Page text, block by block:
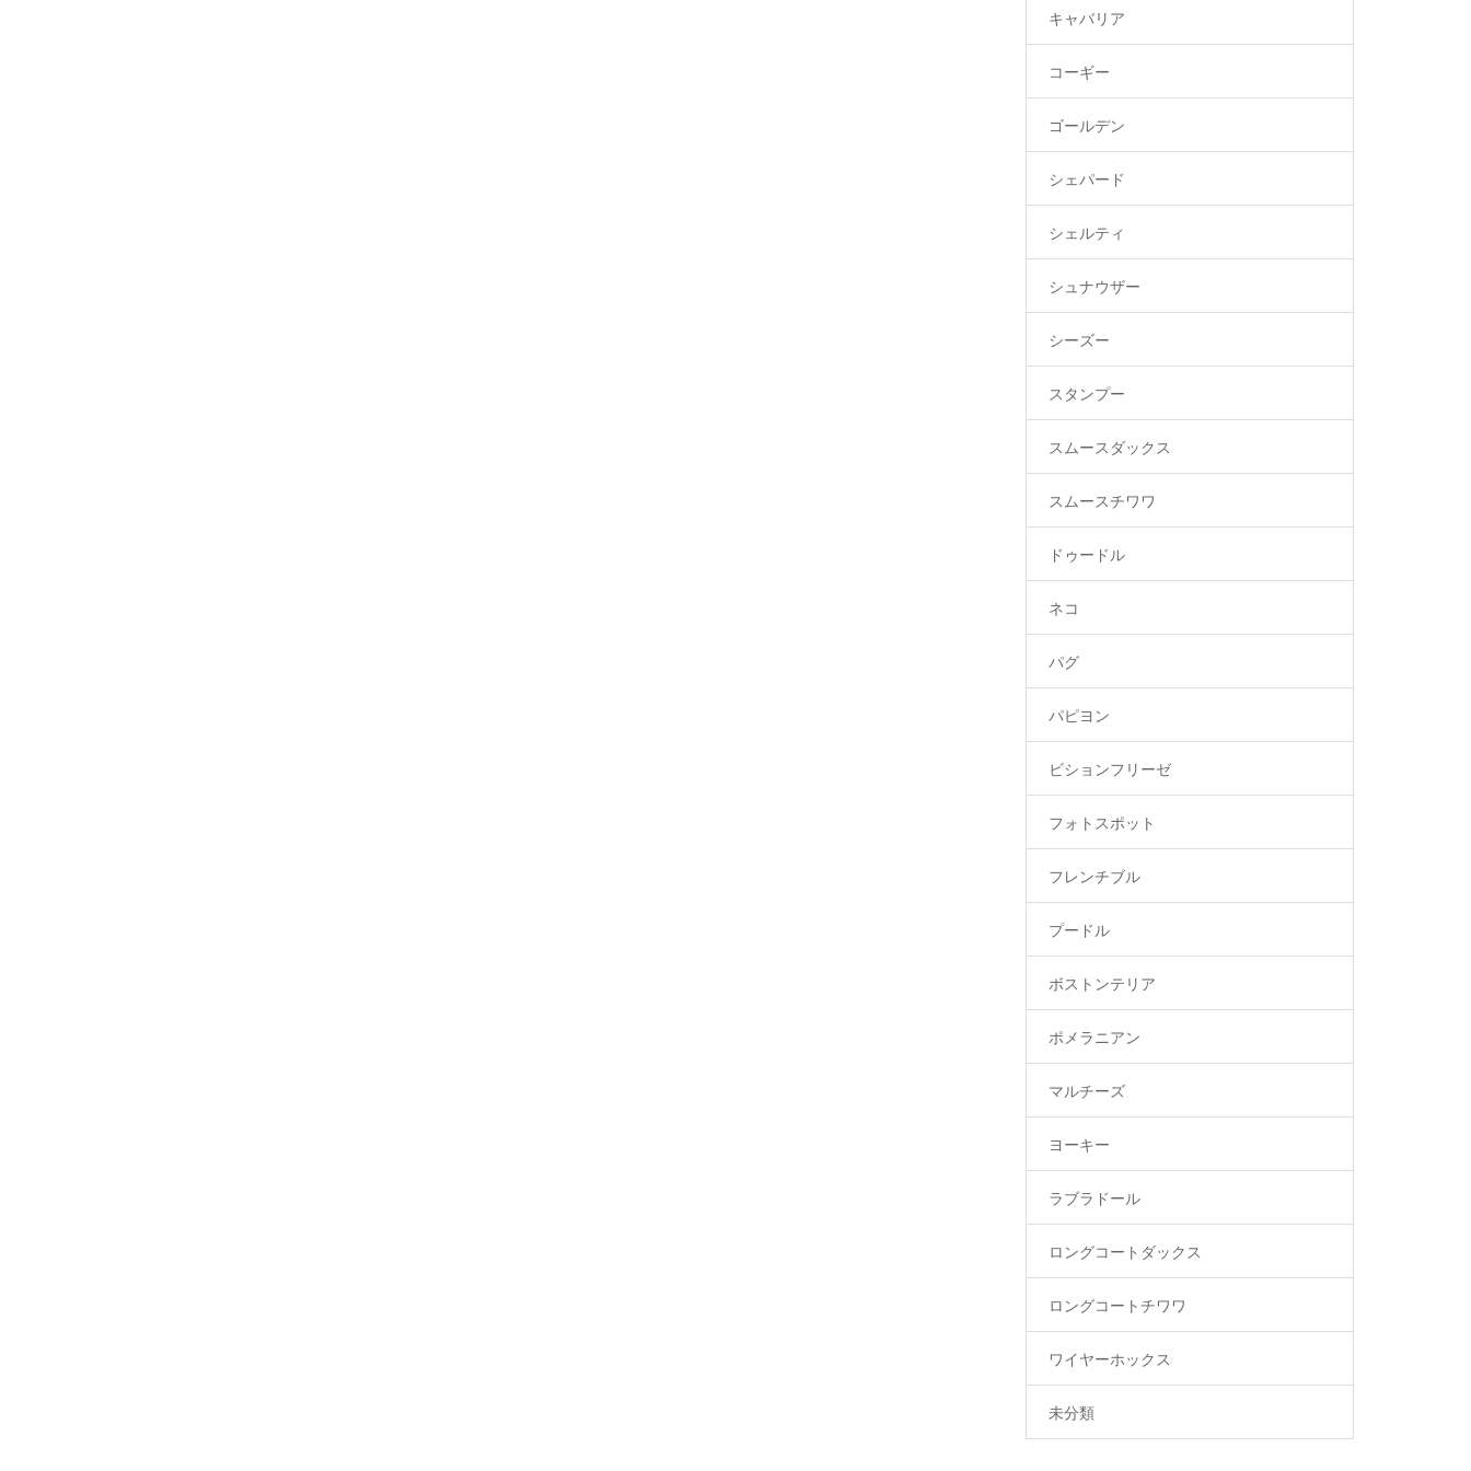
キャバリア
コーギー
ゴールデン
シェパード
シェルティ
シュナウザー
シーズー
スタンプー
スムースダックス
スムースチワワ
ドゥードル
ネコ
パグ
パピヨン
ビションフリーゼ
フォトスポット
フレンチブル
プードル
ボストンテリア
ポメラニアン
マルチーズ
ヨーキー
ラブラドール
ロングコートダックス
ロングコートチワワ
ワイヤーホックス
未分類